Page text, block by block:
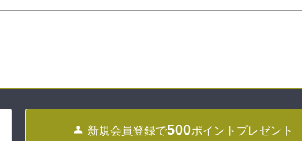
新規会員登録で500ポイントプレゼント